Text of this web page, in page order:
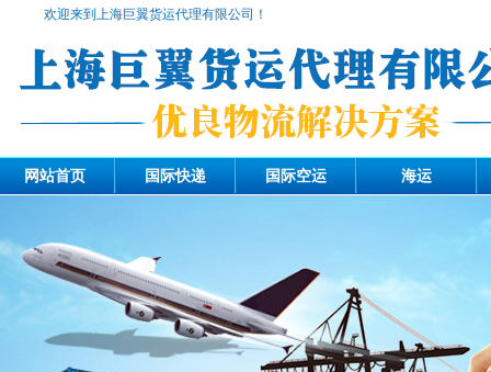
欢迎来到上海巨翼货运代理有限公司！
网站首页 国际快递 国际空运 海运